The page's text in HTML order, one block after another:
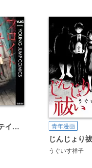
フロイトシュテインの双子 青年漫画
じんじょり
うぐいす祥子